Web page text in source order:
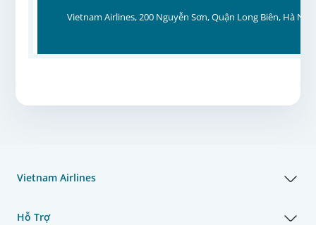
Vietnam Airlines, 200 Nguyễn Sơn, Quận Long Biên, Hà
Vietnam Airlines
Hỗ Trợ